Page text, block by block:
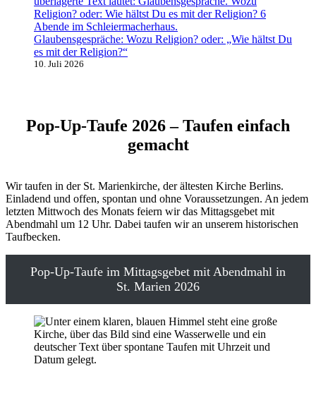
Glaubensgespräche: Wozu Religion? oder: „Wie hältst Du
es mit der Religion?“
10. Juli 2026
Pop-Up-Taufe 2026 – Taufen einfach
gemacht
Wir taufen in der St. Marienkirche, der ältesten Kirche Berlins.
Einladend und offen, spontan und ohne Voraussetzungen. An jedem
letzten Mittwoch des Monats feiern wir das Mittagsgebet mit
Abendmahl um 12 Uhr. Dabei taufen wir an unserem historischen
Taufbecken.
Pop-Up-Taufe im Mittagsgebet mit Abendmahl in
St. Marien 2026